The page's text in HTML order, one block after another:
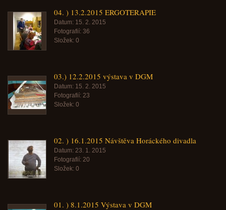
04. ) 13.2.2015 ERGOTERAPIE
Datum: 15. 2. 2015
Fotografií: 36
Složek: 0
03.) 12.2.2015 výstava v DGM
Datum: 15. 2. 2015
Fotografií: 23
Složek: 0
02. ) 16.1.2015 Návštěva Horáckého divadla
Datum: 23. 1. 2015
Fotografií: 20
Složek: 0
01. ) 8.1.2015 Výstava v DGM